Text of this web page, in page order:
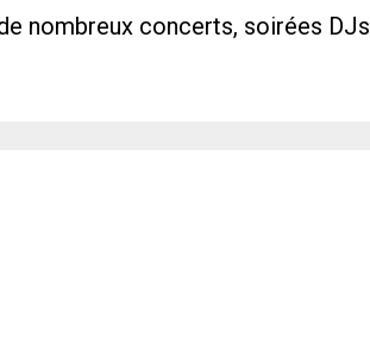
nombreux concerts, soirées DJs